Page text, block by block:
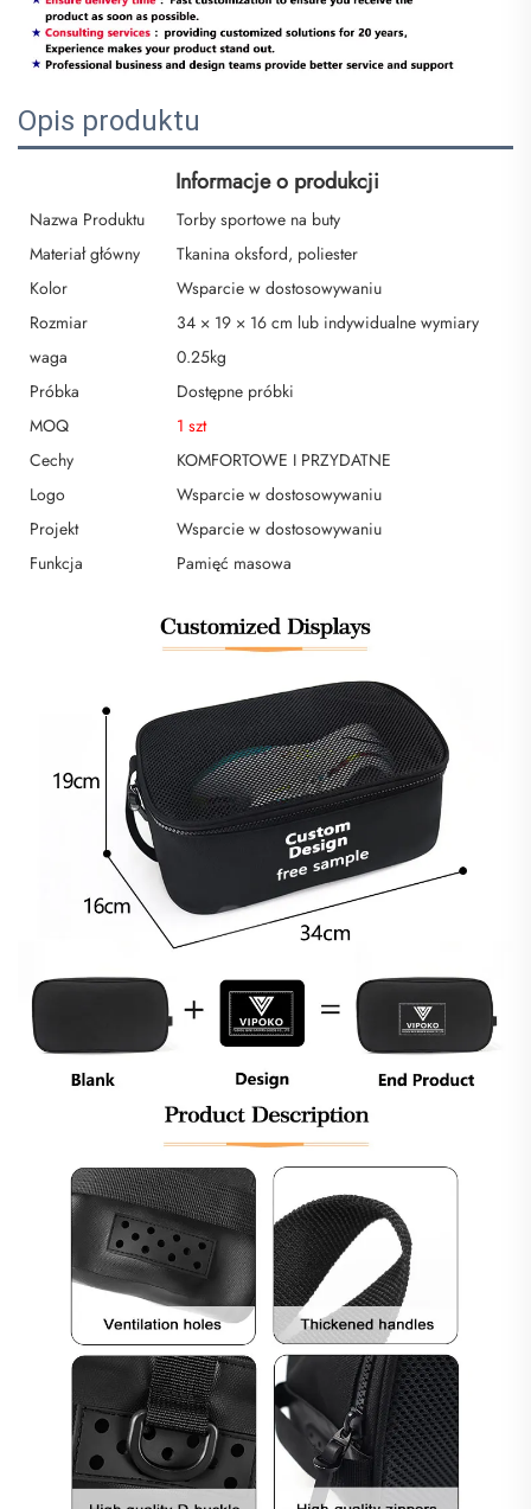
Opis produktu
Informacje o produkcji
Nazwa Produktu
Torby sportowe na buty
Materiał główny
Tkanina oksford, poliester
Kolor
Wsparcie w dostosowywaniu
Rozmiar
34 × 19 × 16 cm lub indywidualne wymiary
waga
0.25kg
Próbka
Dostępne próbki
MOQ
1 szt
Cechy
KOMFORTOWE I PRZYDATNE
Logo
Wsparcie w dostosowywaniu
Projekt
Wsparcie w dostosowywaniu
Funkcja
Pamięć masowa